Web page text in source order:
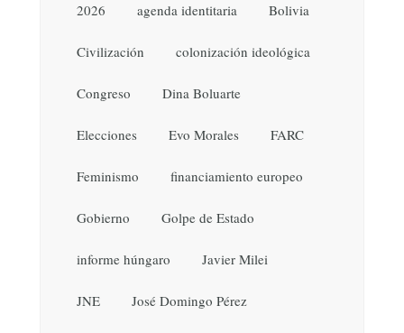
2026 agenda identitaria Bolivia
Civilización colonización ideológica
Congreso Dina Boluarte
Elecciones Evo Morales FARC
Feminismo financiamiento europeo
Gobierno Golpe de Estado
informe húngaro Javier Milei
JNE José Domingo Pérez